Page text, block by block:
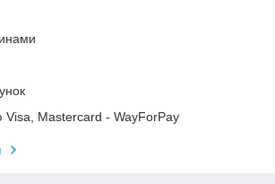
Visa, Mastercard - WayForPay